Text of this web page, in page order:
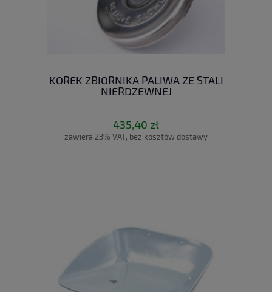
KOREK ZBIORNIKA PALIWA ZE STALI
NIERDZEWNEJ
435,40 zł
zawiera 23% VAT, bez kosztów dostawy